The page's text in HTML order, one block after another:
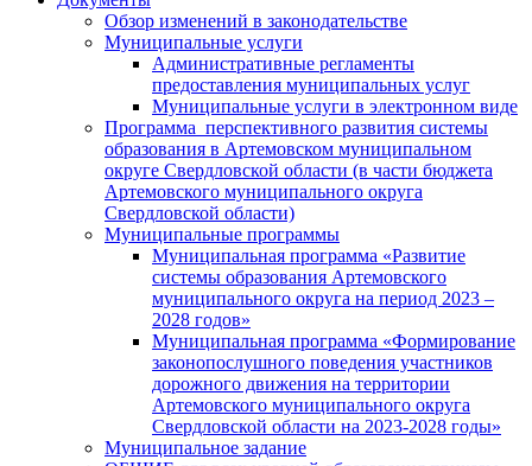
Обзор изменений в законодательстве
Муниципальные услуги
Административные регламенты
предоставления муниципальных услуг
Муниципальные услуги в электронном виде
Программа перспективного развития системы
образования в Артемовском муниципальном
округе Свердловской области (в части бюджета
Артемовского муниципального округа
Свердловской области)
Муниципальные программы
Муниципальная программа «Развитие
системы образования Артемовского
муниципального округа на период 2023 –
2028 годов»
Муниципальная программа «Формирование
законопослушного поведения участников
дорожного движения на территории
Артемовского муниципального округа
Свердловской области на 2023-2028 годы»
Муниципальное задание